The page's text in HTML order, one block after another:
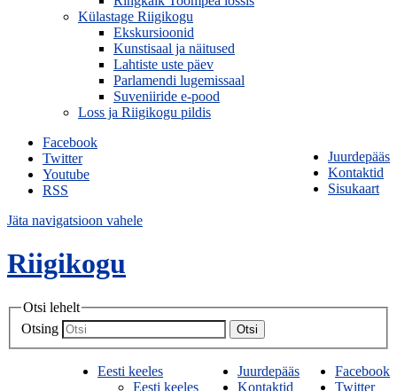
Külastage Riigikogu
Ekskursioonid
Kunstisaal ja näitused
Lahtiste uste päev
Parlamendi lugemissaal
Suveniiride e-pood
Loss ja Riigikogu pildis
Juurdepääs
Kontaktid
Sisukaart
Facebook
Twitter
Youtube
RSS
Jäta navigatsioon vahele
Riigikogu
Otsi lehelt
Otsing
Otsi
Facebook
Twitter
Juurdepääs
Kontaktid
Eesti keeles
Eesti keeles